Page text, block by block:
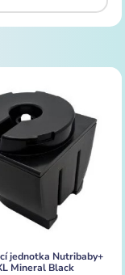
jednotka Nutribaby+
Mineral Black